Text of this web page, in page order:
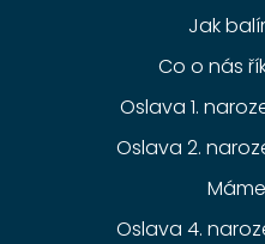
Jak
Co o nás
Oslava 1.
Oslava 2.
Oslava 4.